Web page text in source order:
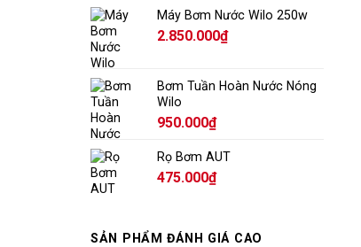
Máy Bơm Nước Wilo 250w
2.850.000₫
Bơm Tuần Hoàn Nước Nóng
Wilo
950.000₫
Rọ Bơm AUT
475.000₫
SẢN PHẨM ĐÁNH GIÁ CAO